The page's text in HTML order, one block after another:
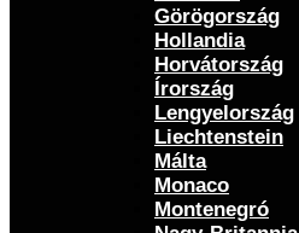
Görögország
Hollandia
Horvátország
Írország
Lengyelország
Liechtenstein
Málta
Monaco
Montenegró